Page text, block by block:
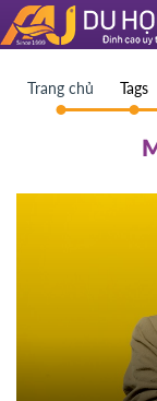
Trang chủ Tags